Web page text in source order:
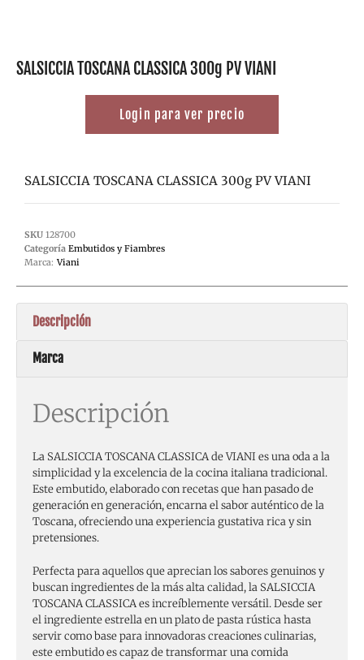
SALSICCIA TOSCANA CLASSICA 300g PV VIANI
Login para ver precio
SALSICCIA TOSCANA CLASSICA 300g PV VIANI
SKU 128700
Categoría Embutidos y Fiambres
Marca: Viani
Descripción
Marca
Descripción
La SALSICCIA TOSCANA CLASSICA de VIANI es una oda a la
simplicidad y la excelencia de la cocina italiana tradicional.
Este embutido, elaborado con recetas que han pasado de
generación en generación, encarna el sabor auténtico de la
Toscana, ofreciendo una experiencia gustativa rica y sin
pretensiones.
Perfecta para aquellos que aprecian los sabores genuinos y
buscan ingredientes de la más alta calidad, la SALSICCIA
TOSCANA CLASSICA es increíblemente versátil. Desde ser
el ingrediente estrella en un plato de pasta rústica hasta
servir como base para innovadoras creaciones culinarias,
este embutido es capaz de transformar una comida